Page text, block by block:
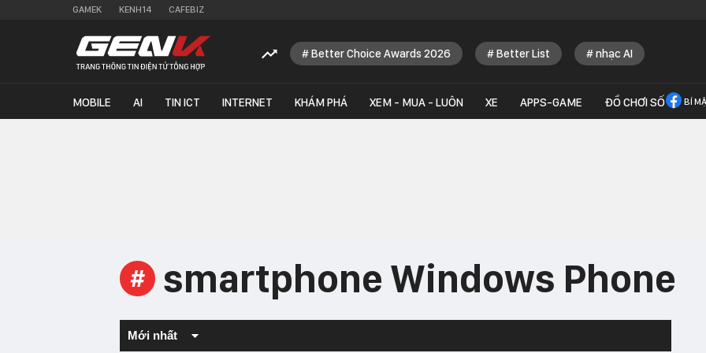
GAMEK KENH14 CAFEBIZ
Better Choice Awards 2026 Better List nhạc AI
MOBILE AI TIN ICT INTERNET KHÁM PHÁ XEM - MUA - LUÔN XE APPS-GAME ĐỒ CHƠI SỐ BÍ
# smartphone Windows Phone
Mới nhất